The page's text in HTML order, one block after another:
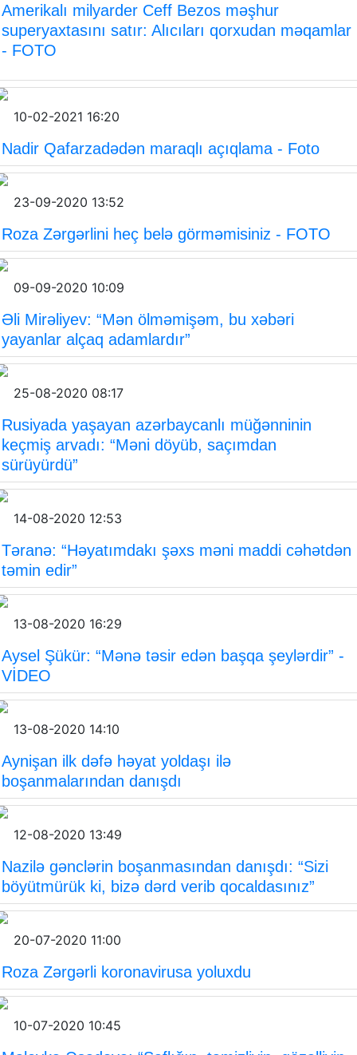
Amerikalı milyarder Ceff Bezos məşhur
superyaxtasını satır: Alıcıları qorxudan məqamlar
- FOTO
10-02-2021 16:20
Nadir Qafarzadədən maraqlı açıqlama - Foto
23-09-2020 13:52
Roza Zərgərlini heç belə görməmisiniz - FOTO
09-09-2020 10:09
Əli Mirəliyev: “Mən ölməmişəm, bu xəbəri
yayanlar alçaq adamlardır”
25-08-2020 08:17
Rusiyada yaşayan azərbaycanlı müğənninin
keçmiş arvadı: “Məni döyüb, saçımdan
sürüyürdü”
14-08-2020 12:53
Təranə: “Həyatımdakı şəxs məni maddi cəhətdən
təmin edir”
13-08-2020 16:29
Aysel Şükür: “Mənə təsir edən başqa şeylərdir” -
VİDEO
13-08-2020 14:10
Aynişan ilk dəfə həyat yoldaşı ilə
boşanmalarından danışdı
12-08-2020 13:49
Nazilə gənclərin boşanmasından danışdı: “Sizi
böyütmürük ki, bizə dərd verib qocaldasınız”
20-07-2020 11:00
Roza Zərgərli koronavirusa yoluxdu
10-07-2020 10:45